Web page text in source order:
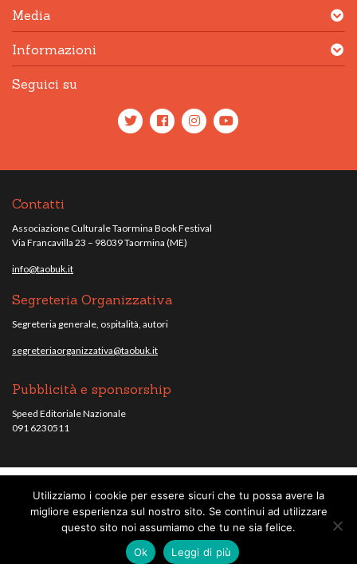
Media
Informazioni
Seguici su
Contatti
Associazione Culturale Taormina Book Festival
Via Francavilla 23 – 98039 Taormina (ME)
info@taobuk.it
Segreteria Organizzativa
Segreteria generale, ospitalità, autori
segreteriaorganizzativa@taobuk.it
Pubblicità e sponsorship
Speed Editoriale Nazionale
091 6230511
© Taobuk, festival letterario internazionale 2013/2021 - Tutti i contenuti del
sito sono coperti da copyright - C.F. 96010220836.note legali.
Credits
Utilizziamo i cookie per essere sicuri che tu possa avere la
migliore esperienza sul nostro sito. Se continui ad utilizzare
questo sito noi assumiamo che tu ne sia felice.
Ok
Leggi di più